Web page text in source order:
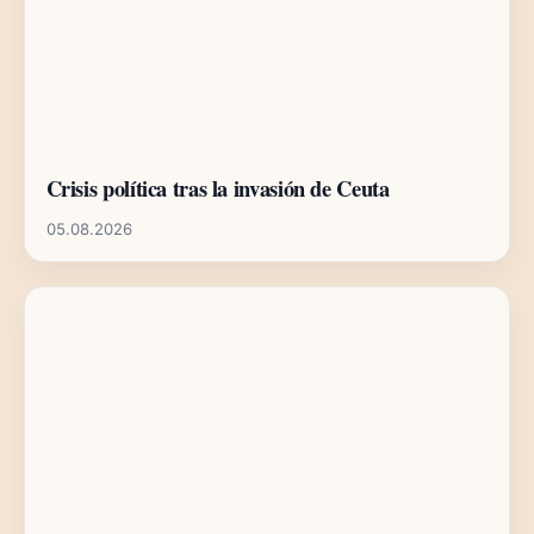
Crisis política tras la invasión de Ceuta
05.08.2026